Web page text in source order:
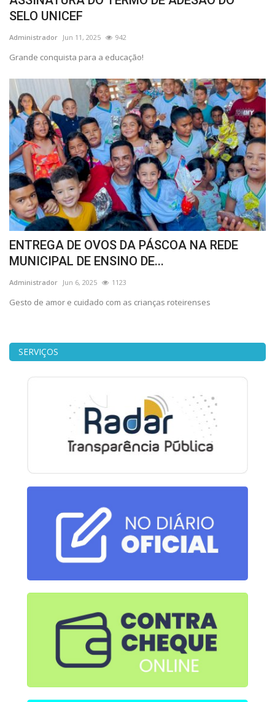
SELO UNICEF
Administrador Jun 11, 2025 942
Grande conquista para a educação!
ENTREGA DE OVOS DA PÁSCOA NA REDE
MUNICIPAL DE ENSINO DE...
Administrador Jun 6, 2025 1123
Gesto de amor e cuidado com as crianças roteirenses
SERVIÇOS